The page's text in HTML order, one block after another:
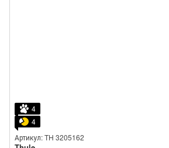
4
4
Артикул: TH 3205162